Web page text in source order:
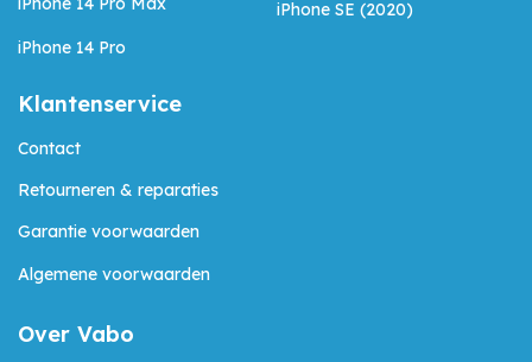
iPhone 14 Pro
iPhone SE (2020)
Klantenservice
Contact
Retourneren & reparaties
Garantie voorwaarden
Algemene voorwaarden
Over Vabo